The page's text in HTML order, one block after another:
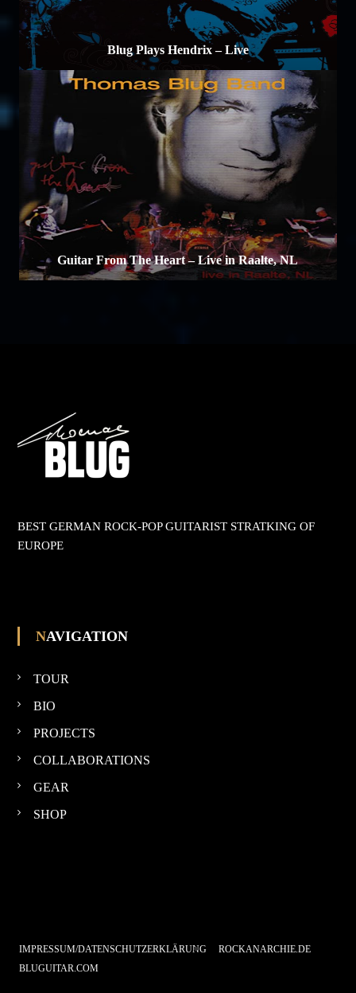
Blug Plays Hendrix – Live
Guitar From The Heart – Live in Raalte, NL
BEST GERMAN ROCK-POP GUITARIST STRATKING OF
EUROPE
NAVIGATION
TOUR
BIO
PROJECTS
COLLABORATIONS
GEAR
SHOP
IMPRESSUM/DATENSCHUTZERKLÄRUNG
ROCKANARCHIE.DE
BLUGUITAR.COM